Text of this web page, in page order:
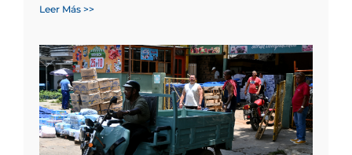
Leer Más >>